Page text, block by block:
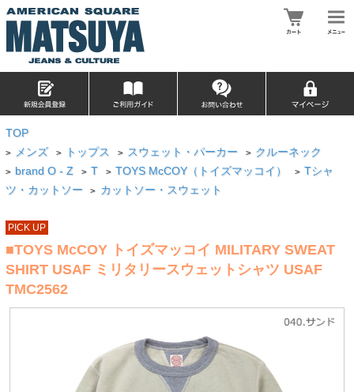
TOP
> メンズ > トップス > スウェット・パーカー > クルーネック
> brand O - Z > T > TOYS McCOY（トイズマッコイ） > Tシャ
ツ・カットソー
> カットソー・スウェット
PICK UP
■TOYS McCOY トイズマッコイ MILITARY SWEAT
SHIRT USAF ミリタリースウェットシャツ USAF
TMC2562